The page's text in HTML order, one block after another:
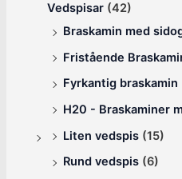
Vedspisar (42)
Braskamin med
Fristående
Fyrkantig braskamin
H20 - Braskaminer
Liten vedspis (15)
Rund vedspis (6)